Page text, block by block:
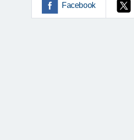
Facebook